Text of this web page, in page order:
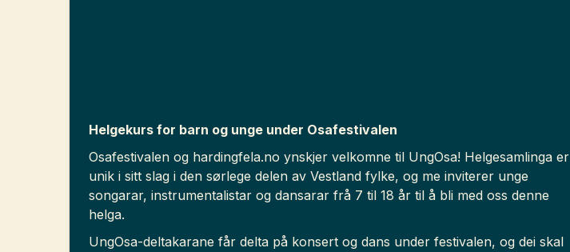
Helgekurs for barn og unge under Osafestivalen
Osafestivalen og hardingfela.no ynskjer velkomne til UngOsa! Helgesamlinga er
unik i sitt slag i den sørlege delen av Vestland fylke, og me inviterer unge
songarar, instrumentalistar og dansarar frå 7 til 18 år til å bli med oss denne
helga.
UngOsa-deltakarane får delta på konsert og dans under festivalen, og dei skal